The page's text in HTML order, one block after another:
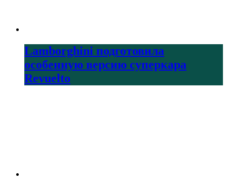
Lamborghini подготовила
особенную версию суперкара
Revuelto